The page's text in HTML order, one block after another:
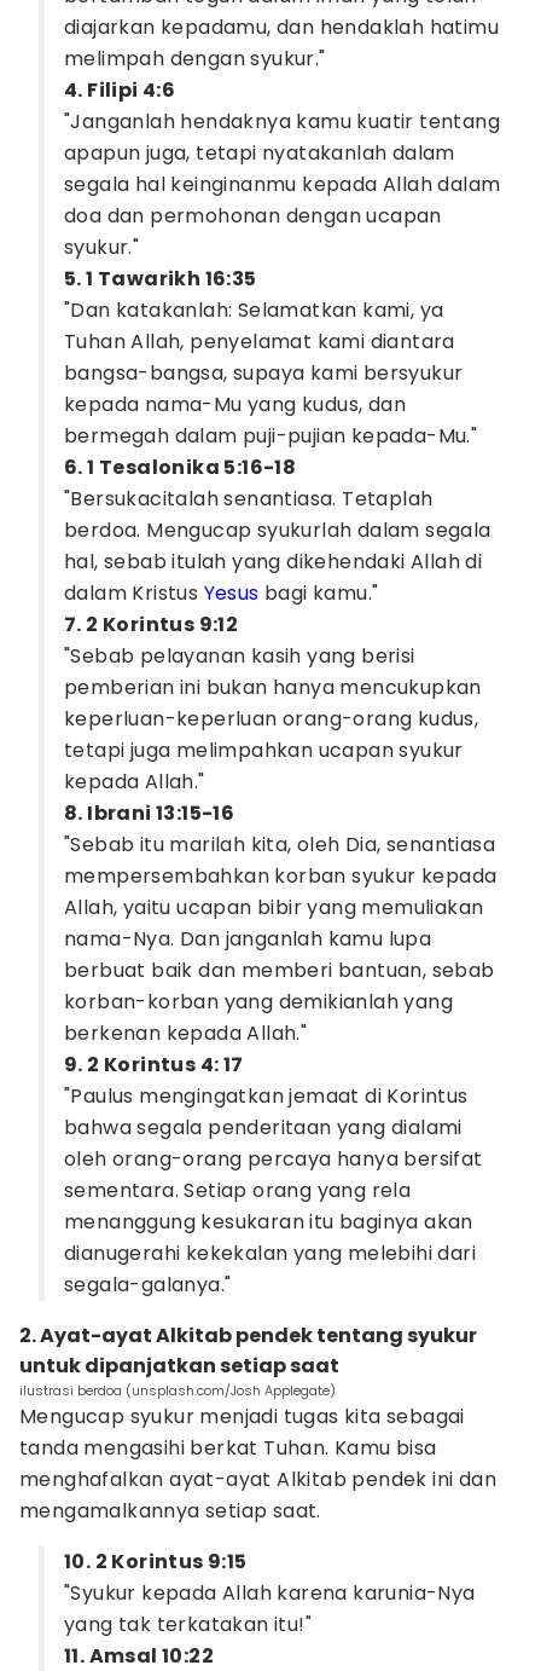
diajarkan kepadamu, dan hendaklah hatimu
melimpah dengan syukur."
4. Filipi 4:6
"Janganlah hendaknya kamu kuatir tentang
apapun juga, tetapi nyatakanlah dalam
segala hal keinginanmu kepada Allah dalam
doa dan permohonan dengan ucapan
syukur."
5. 1 Tawarikh 16:35
"Dan katakanlah: Selamatkan kami, ya
Tuhan Allah, penyelamat kami diantara
bangsa-bangsa, supaya kami bersyukur
kepada nama-Mu yang kudus, dan
bermegah dalam puji-pujian kepada-Mu."
6. 1 Tesalonika 5:16-18
"Bersukacitalah senantiasa. Tetaplah
berdoa. Mengucap syukurlah dalam segala
hal, sebab itulah yang dikehendaki Allah di
dalam Kristus Yesus bagi kamu."
7. 2 Korintus 9:12
"Sebab pelayanan kasih yang berisi
pemberian ini bukan hanya mencukupkan
keperluan-keperluan orang-orang kudus,
tetapi juga melimpahkan ucapan syukur
kepada Allah."
8. Ibrani 13:15-16
"Sebab itu marilah kita, oleh Dia, senantiasa
mempersembahkan korban syukur kepada
Allah, yaitu ucapan bibir yang memuliakan
nama-Nya. Dan janganlah kamu lupa
berbuat baik dan memberi bantuan, sebab
korban-korban yang demikianlah yang
berkenan kepada Allah."
9. 2 Korintus 4: 17
"Paulus mengingatkan jemaat di Korintus
bahwa segala penderitaan yang dialami
oleh orang-orang percaya hanya bersifat
sementara. Setiap orang yang rela
menanggung kesukaran itu baginya akan
dianugerahi kekekalan yang melebihi dari
segala-galanya."
2. Ayat-ayat Alkitab pendek tentang syukur
untuk dipanjatkan setiap saat
ilustrasi berdoa (unsplash.com/Josh Applegate)
Mengucap syukur menjadi tugas kita sebagai
tanda mengasihi berkat Tuhan. Kamu bisa
menghafalkan ayat-ayat Alkitab pendek ini dan
mengamalkannya setiap saat.
10. 2 Korintus 9:15
"Syukur kepada Allah karena karunia-Nya
yang tak terkatakan itu!"
11. Amsal 10:22